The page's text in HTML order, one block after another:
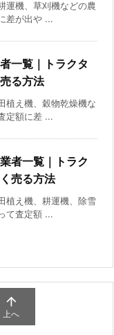
運機、草刈機などの農
差が出や ...
一覧｜トラクタ
る方法
植え機、穀物乾燥機な
定額に差 ...
者一覧｜トラク
売る方法
植え機、耕運機、除雪
て査定額 ...

上へ